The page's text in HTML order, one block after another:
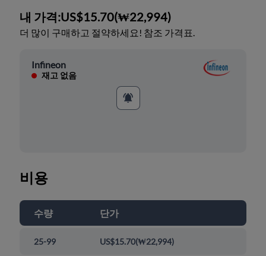
내 가격:US$15.70(₩22,994)
더 많이 구매하고 절약하세요! 참조 가격표.
Infineon
재고 없음
비용
수량 단가
25-99 US$15.70(₩22,994)